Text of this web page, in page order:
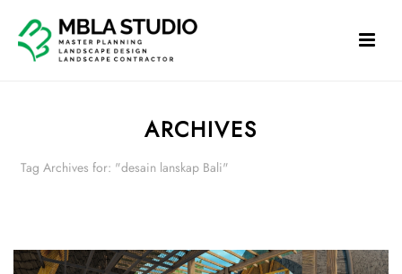
ARCHIVES
Tag Archives for: "desain lanskap Bali"